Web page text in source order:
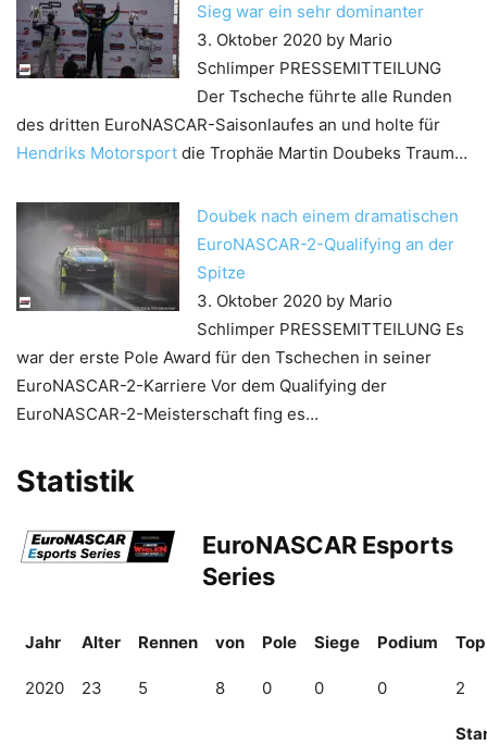
Sieg war ein sehr dominanter
3. Oktober 2020 by Mario
Schlimper PRESSEMITTEILUNG
Der Tscheche führte alle Runden
des dritten EuroNASCAR-Saisonlaufes an und holte für
Hendriks Motorsport die Trophäe Martin Doubeks Traum…
Doubek nach einem dramatischen
EuroNASCAR-2-Qualifying an der
Spitze
3. Oktober 2020 by Mario
Schlimper PRESSEMITTEILUNG Es
war der erste Pole Award für den Tschechen in seiner
EuroNASCAR-2-Karriere Vor dem Qualifying der
EuroNASCAR-2-Meisterschaft fing es…
Statistik
EuroNASCAR Esports
Series
Jahr Alter Rennen von Pole Siege Podium
2020 23 5 8 0 0 0 2